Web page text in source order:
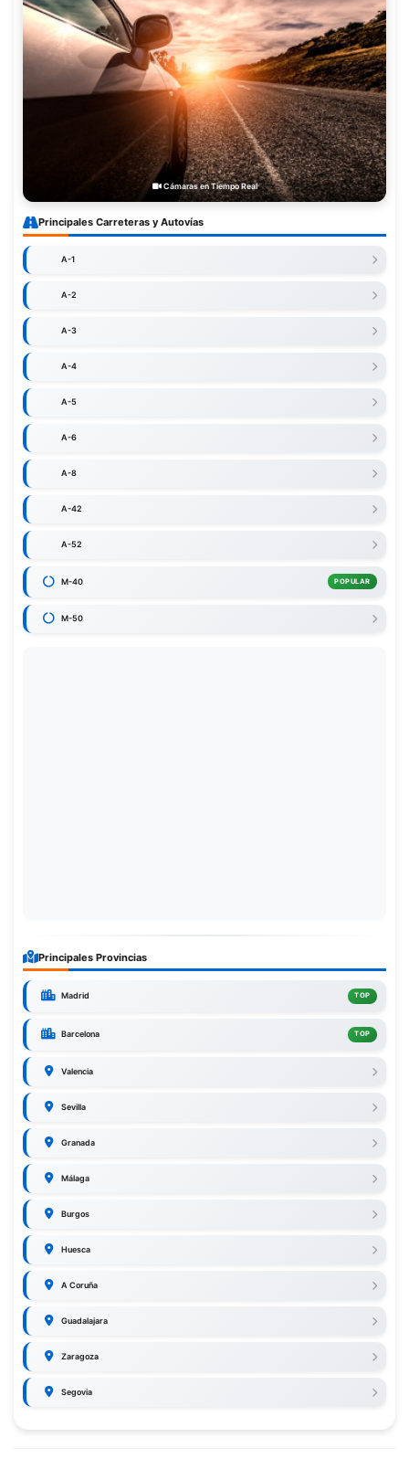
Cámaras en Tiempo Real
Principales Carreteras y Autovías
A-1
A-2
A-3
A-4
A-5
A-6
A-8
A-42
A-52
M-40 POPULAR
M-50
Principales Provincias
Madrid TOP
Barcelona TOP
Valencia
Sevilla
Granada
Málaga
Burgos
Huesca
A Coruña
Guadalajara
Zaragoza
Segovia